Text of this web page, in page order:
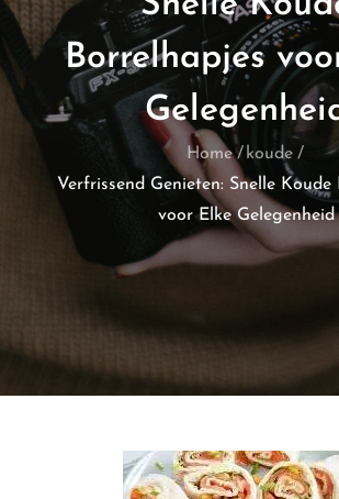
Borrelhapjes
Home
koude
Verfrissend Genieten: Snelle Koude
voor Elke Gelegenheid